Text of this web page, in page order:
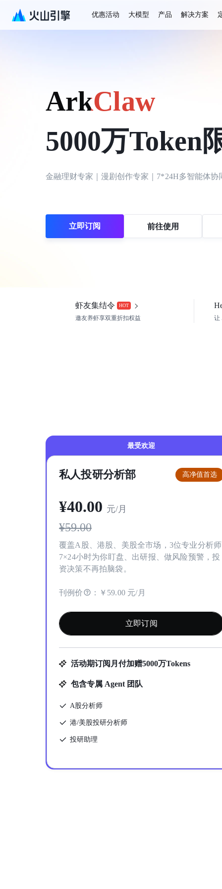
优惠活动 大模型 产品 解决方案
ArkClaw
5000万Token
金融理财专家｜漫剧创作专家｜7*24H多智能体协
立即订阅 前往使用
虾友集结令 HOT
邀友养虾享双重折扣权益 让
最受欢迎
私人投研分析部 高净值首选
¥40.00 元/月
¥59.00
覆盖A股、港股、美股全市场，3位专业分析师
7×24小时为你盯盘、出研报、做风险预警，投
资决策不再拍脑袋。
刊例价 ： ￥59.00 元/月
立即订阅
活动期订阅月付加赠5000万Tokens
包含专属 Agent 团队
A股分析师
港/美股投研分析师
投研助理